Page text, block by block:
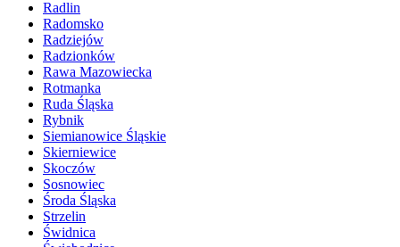
Radlin
Radomsko
Radziejów
Radzionków
Rawa Mazowiecka
Rotmanka
Ruda Śląska
Rybnik
Siemianowice Śląskie
Skierniewice
Skoczów
Sosnowiec
Środa Śląska
Strzelin
Świdnica